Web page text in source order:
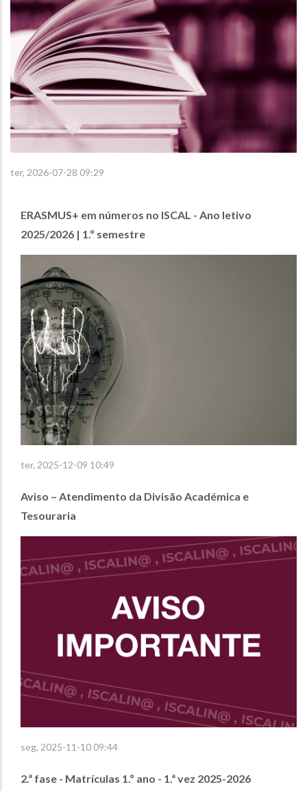
ter, 2026-07-28 09:29
ERASMUS+ em números no ISCAL - Ano letivo
2025/2026 | 1.º semestre
ter, 2025-12-09 10:49
Aviso – Atendimento da Divisão Académica e
Tesouraria
seg, 2025-11-10 09:44
2.ª fase - Matrículas 1.º ano - 1.ª vez 2025-2026